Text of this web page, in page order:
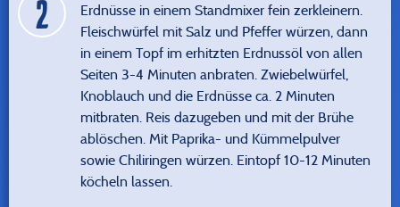
Erdnüsse in einem Standmixer fein zerkleinern.
Fleischwürfel mit Salz und Pfeffer würzen, dann
in einem Topf im erhitzten Erdnussöl von allen
Seiten 3-4 Minuten anbraten. Zwiebelwürfel,
Knoblauch und die Erdnüsse ca. 2 Minuten
mitbraten. Reis dazugeben und mit der Brühe
ablöschen. Mit Paprika- und Kümmelpulver
sowie Chiliringen würzen. Eintopf 10-12 Minuten
köcheln lassen.